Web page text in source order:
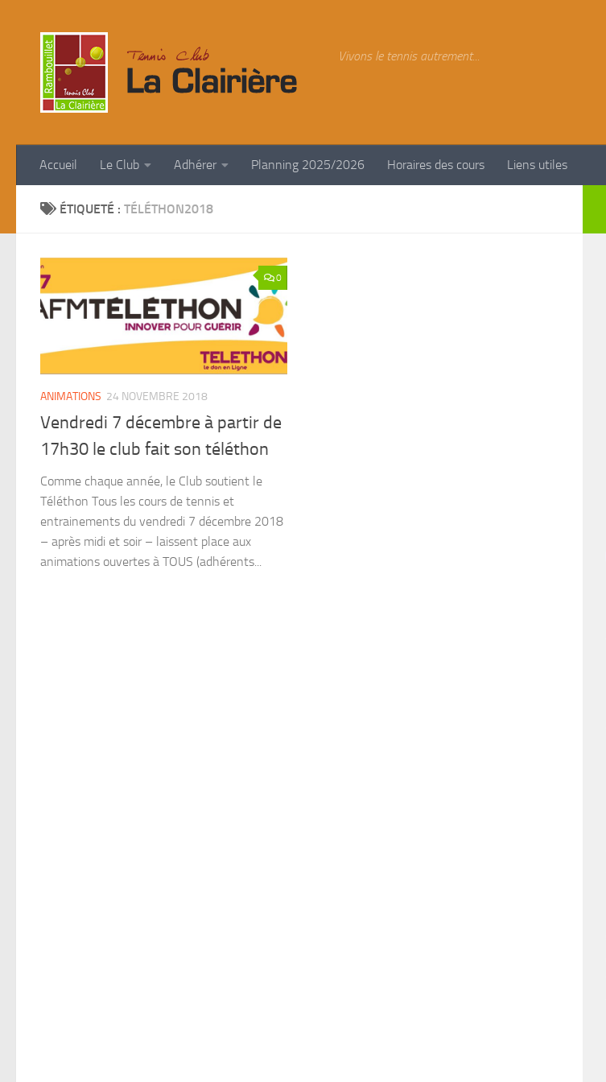
Vivons le tennis autrement...
Accueil Le Club Adhérer Planning 2025/2026 Horaires des cours Liens utiles
ÉTIQUETÉ : TÉLÉTHON2018
0
ANIMATIONS 24 NOVEMBRE 2018
Vendredi 7 décembre à partir de
17h30 le club fait son téléthon
Comme chaque année, le Club soutient le
Téléthon Tous les cours de tennis et
entrainements du vendredi 7 décembre 2018
– après midi et soir – laissent place aux
animations ouvertes à TOUS (adhérents...